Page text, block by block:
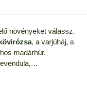
növényeket válassz.
, a varjúháj, a
madárhúr.